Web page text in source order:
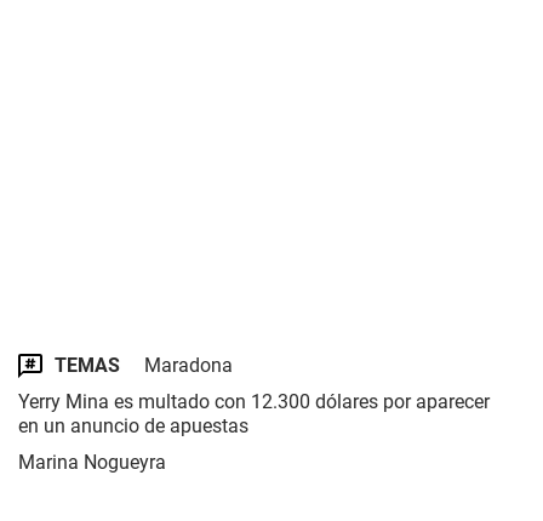
TEMAS
Maradona
Yerry Mina es multado con 12.300 dólares por aparecer
en un anuncio de apuestas
Marina Nogueyra